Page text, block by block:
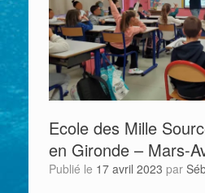
Ecole des Mille
en Gironde – Mars-
Publié le 17 avril 2023 par